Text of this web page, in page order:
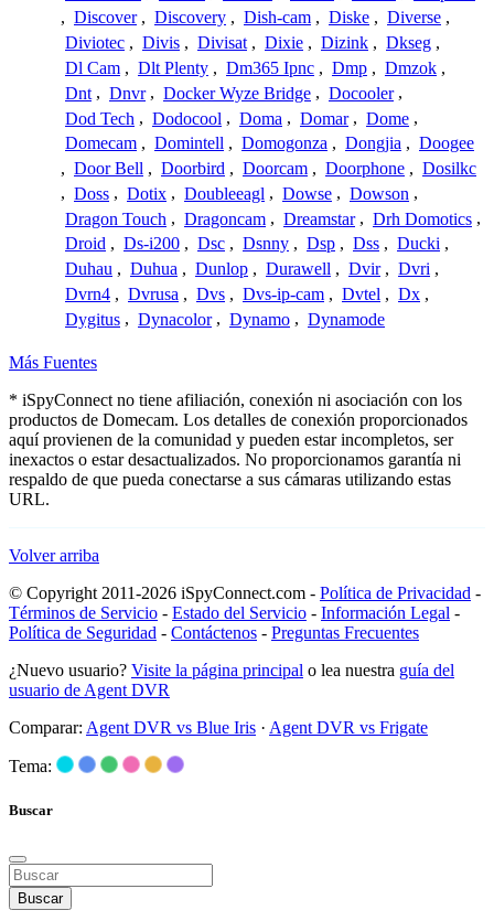
, Discover , Discovery , Dish-cam , Diske , Diverse ,
Diviotec , Divis , Divisat , Dixie , Dizink , Dkseg ,
Dl Cam , Dlt Plenty , Dm365 Ipnc , Dmp , Dmzok ,
Dnt , Dnvr , Docker Wyze Bridge , Docooler ,
Dod Tech , Dodocool , Doma , Domar , Dome ,
Domecam , Domintell , Domogonza , Dongjia , Doogee
, Door Bell , Doorbird , Doorcam , Doorphone , Dosilkc
, Doss , Dotix , Doubleeagl , Dowse , Dowson ,
Dragon Touch , Dragoncam , Dreamstar , Drh Domotics ,
Droid , Ds-i200 , Dsc , Dsnny , Dsp , Dss , Ducki ,
Duhau , Duhua , Dunlop , Durawell , Dvir , Dvri ,
Dvrn4 , Dvrusa , Dvs , Dvs-ip-cam , Dvtel , Dx ,
Dygitus , Dynacolor , Dynamo , Dynamode
Más Fuentes
* iSpyConnect no tiene afiliación, conexión ni asociación con los
productos de Domecam. Los detalles de conexión proporcionados
aquí provienen de la comunidad y pueden estar incompletos, ser
inexactos o estar desactualizados. No proporcionamos garantía ni
respaldo de que pueda conectarse a sus cámaras utilizando estas
URL.
Volver arriba
© Copyright 2011-2026 iSpyConnect.com - Política de Privacidad -
Términos de Servicio - Estado del Servicio - Información Legal -
Política de Seguridad - Contáctenos - Preguntas Frecuentes
¿Nuevo usuario? Visite la página principal o lea nuestra guía del
usuario de Agent DVR
Comparar: Agent DVR vs Blue Iris · Agent DVR vs Frigate
Tema:
Buscar
Buscar